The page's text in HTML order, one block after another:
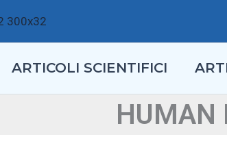
ARTICOLI SCIENTIFICI
HUMAN